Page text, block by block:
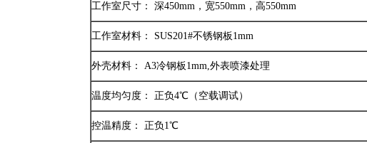
工作室尺寸： 深450mm，宽550mm，高550mm
工作室材料： SUS201#不锈钢板1mm
外壳材料： A3冷钢板1mm,外表喷漆处理
温度均匀度： 正负4℃（空载调试）
控温精度： 正负1℃